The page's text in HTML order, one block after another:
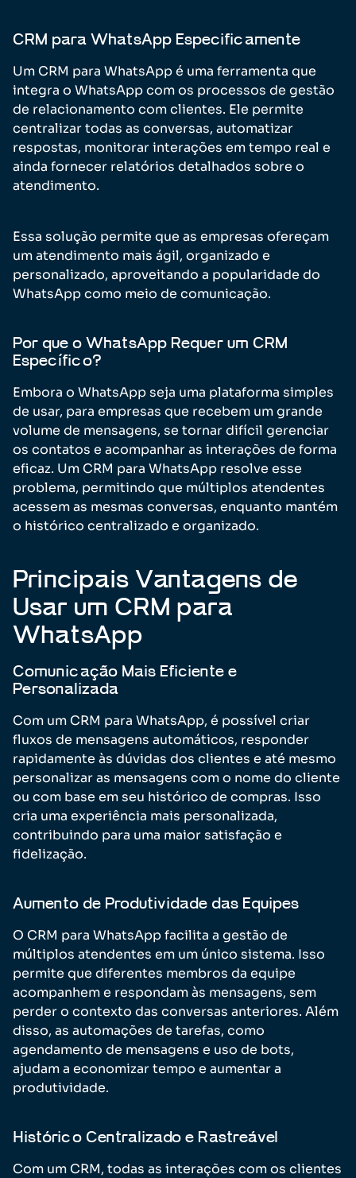
CRM para WhatsApp Especificamente
Um CRM para WhatsApp é uma ferramenta que
integra o WhatsApp com os processos de gestão
de relacionamento com clientes. Ele permite
centralizar todas as conversas, automatizar
respostas, monitorar interações em tempo real e
ainda fornecer relatórios detalhados sobre o
atendimento.
Essa solução permite que as empresas ofereçam
um atendimento mais ágil, organizado e
personalizado, aproveitando a popularidade do
WhatsApp como meio de comunicação.
Por que o WhatsApp Requer um CRM
Específico?
Embora o WhatsApp seja uma plataforma simples
de usar, para empresas que recebem um grande
volume de mensagens, se tornar difícil gerenciar
os contatos e acompanhar as interações de forma
eficaz. Um CRM para WhatsApp resolve esse
problema, permitindo que múltiplos atendentes
acessem as mesmas conversas, enquanto mantém
o histórico centralizado e organizado.
Principais Vantagens de
Usar um CRM para
WhatsApp
Comunicação Mais Eficiente e
Personalizada
Com um CRM para WhatsApp, é possível criar
fluxos de mensagens automáticos, responder
rapidamente às dúvidas dos clientes e até mesmo
personalizar as mensagens com o nome do cliente
ou com base em seu histórico de compras. Isso
cria uma experiência mais personalizada,
contribuindo para uma maior satisfação e
fidelização.
Aumento de Produtividade das Equipes
O CRM para WhatsApp facilita a gestão de
múltiplos atendentes em um único sistema. Isso
permite que diferentes membros da equipe
acompanhem e respondam às mensagens, sem
perder o contexto das conversas anteriores. Além
disso, as automações de tarefas, como
agendamento de mensagens e uso de bots,
ajudam a economizar tempo e aumentar a
produtividade.
Histórico Centralizado e Rastreável
Com um CRM, todas as interações com os clientes